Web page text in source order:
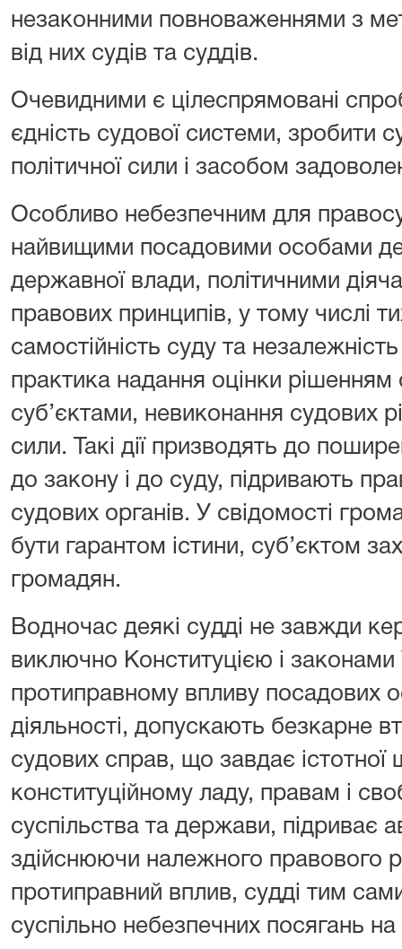
незаконними повноваженнями з
від них судів та суддів.
Очевидними є цілеспрямовані
єдність судової системи, зробити
політичної сили і засобом
Особливо небезпечним для
найвищими посадовими особами
державної влади, політичними
правових принципів, у тому числі
самостійність суду та
практика надання оцінки рішенням
суб’єктами, невиконання судових
сили. Такі дії призводять до
до закону і до суду, підривають
судових органів. У свідомості
бути гарантом істини, суб’єктом
громадян.
Водночас деякі судді не завжди
виключно Конституцією і законами
протиправному впливу посадових
діяльності, допускають безкарне
судових справ, що завдає
конституційному ладу, правам і
суспільства та держави, підриває
здійснюючи належного правового
протиправний вплив, судді тим
суспільно небезпечних посягань